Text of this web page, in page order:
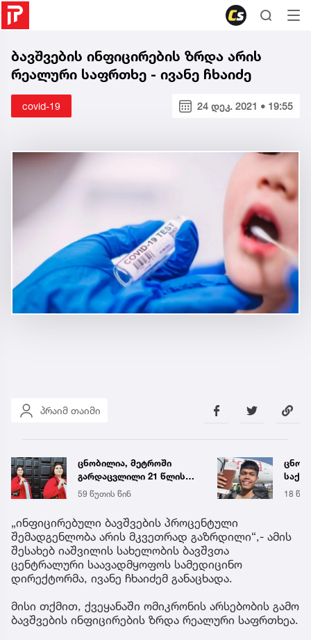
ბავშვების ინფიცირების ზრდა არის
რეალური საფრთხე - ივანე ჩხაიძე
covid-19 24 დეკ. 2021 • 19:55
პრაიმ თაიმი
ცნობილია, რა გახდა
საქართველოში
ტაილანდელი მოგზაურის
გარდაცვალების მიზეზი
18 წუთის წინ 43
„ინფიცირებული ბავშვების პროცენტული
შემადგენლობა არის მკვეთრად გაზრდილი“,- ამის
შესახებ იაშვილის სახელობის ბავშვთა
ცენტრალური საავადმყოფოს სამედიცინო
დირექტორმა, ივანე ჩხაიძემ განაცხადა.
მისი თქმით, ქვეყანაში ომიკრონის არსებობის გამო
ბავშვების ინფიცირების ზრდა რეალური საფრთხეა.